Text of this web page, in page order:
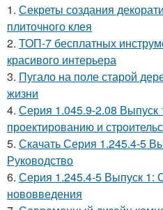
1. Секреты создания
плиточного клея
2. ТОП-7 бесплатных
красивого интерьера
3. Пугало на поле старой
жизни
4. Серия 1.045.9-2.08 Выпуск
проектированию и
5. Скачать Серия 1.245.4-5
Руководство
6. Серия 1.245.4-5 Выпуск 1:
нововведения